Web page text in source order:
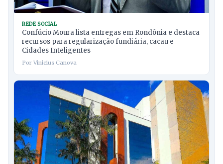
REDE SOCIAL
Confúcio Moura lista entregas em Rondônia e destaca
recursos para regularização fundiária, cacau e
Cidades Inteligentes
Por Vinicius Canova